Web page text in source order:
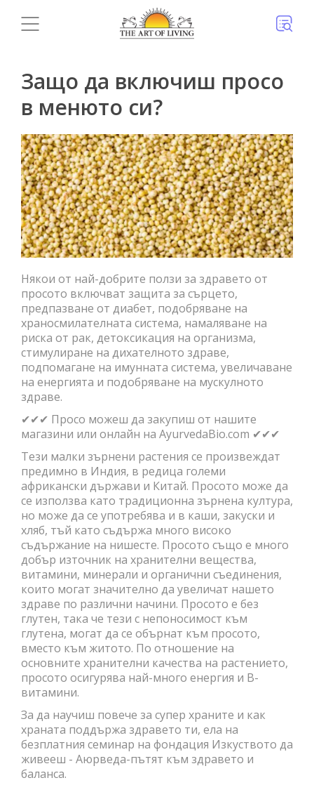
Защо да включиш просо
в менюто си?
Някои от най-добрите ползи за здравето от
просото включват защита за сърцето,
предпазване от диабет, подобряване на
храносмилателната система, намаляване на
риска от рак, детоксикация на организма,
стимулиране на дихателното здраве,
подпомагане на имунната система, увеличаване
на енергията и подобряване на мускулното
здраве.
✔✔✔ Просо можеш да закупиш от нашите
магазини или онлайн на AyurvedaBio.com ✔✔✔
Тези малки зърнени растения се произвеждат
предимно в Индия, в редица големи
африкански държави и Китай. Просото може да
се използва като традиционна зърнена култура,
но може да се употребява и в каши, закуски и
хляб, тъй като съдържа много високо
съдържание на нишесте. Просото също е много
добър източник на хранителни вещества,
витамини, минерали и органични съединения,
които могат значително да увеличат нашето
здраве по различни начини. Просото е без
глутен, така че тези с непоносимост към
глутена, могат да се обърнат към просото,
вместо към житото. По отношение на
основните хранителни качества на растението,
просото осигурява най-много енергия и В-
витамини.
За да научиш повече за супер храните и как
храната поддържа здравето ти, ела на
безплатния семинар на фондация Изкуството да
живееш - Аюрведа-пътят към здравето и
баланса.